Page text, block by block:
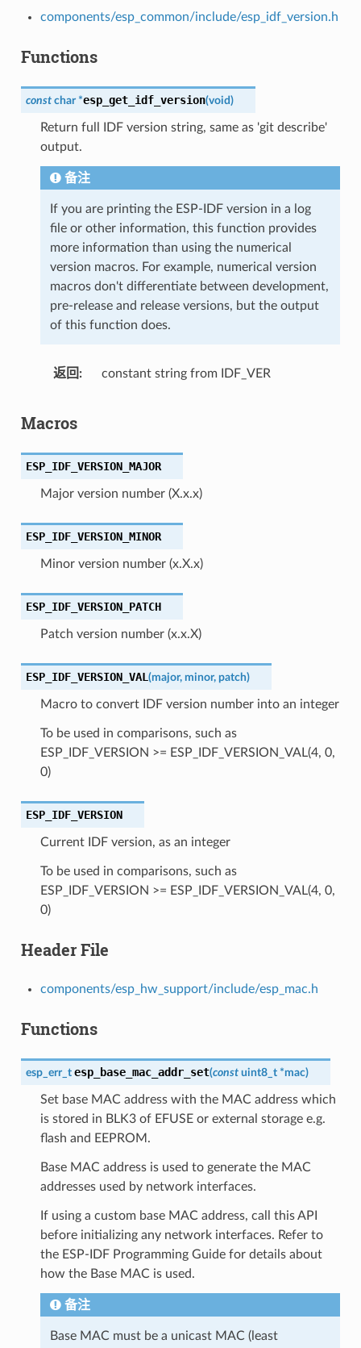
components/esp_common/include/esp_idf_version.h
Functions
const char *esp_get_idf_version(void)
Return full IDF version string, same as 'git describe'
output.
备注
If you are printing the ESP-IDF version in a log
file or other information, this function provides
more information than using the numerical
version macros. For example, numerical version
macros don't differentiate between development,
pre-release and release versions, but the output
of this function does.
返回 constant string from IDF_VER
Macros
ESP_IDF_VERSION_MAJOR
Major version number (X.x.x)
ESP_IDF_VERSION_MINOR
Minor version number (x.X.x)
ESP_IDF_VERSION_PATCH
Patch version number (x.x.X)
ESP_IDF_VERSION_VAL (major, minor, patch)
Macro to convert IDF version number into an integer
To be used in comparisons, such as
ESP_IDF_VERSION >= ESP_IDF_VERSION_VAL(4, 0,
0)
ESP_IDF_VERSION
Current IDF version, as an integer
To be used in comparisons, such as
ESP_IDF_VERSION >= ESP_IDF_VERSION_VAL(4, 0,
0)
Header File
components/esp_hw_support/include/esp_mac.h
Functions
esp_err_t esp_base_mac_addr_set(const uint8_t *mac)
Set base MAC address with the MAC address which
is stored in BLK3 of EFUSE or external storage e.g.
flash and EEPROM.
Base MAC address is used to generate the MAC
addresses used by network interfaces.
If using a custom base MAC address, call this API
before initializing any network interfaces. Refer to
the ESP-IDF Programming Guide for details about
how the Base MAC is used.
备注
Base MAC must be a unicast MAC (least